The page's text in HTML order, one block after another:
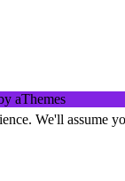
aThemes
We'll assume